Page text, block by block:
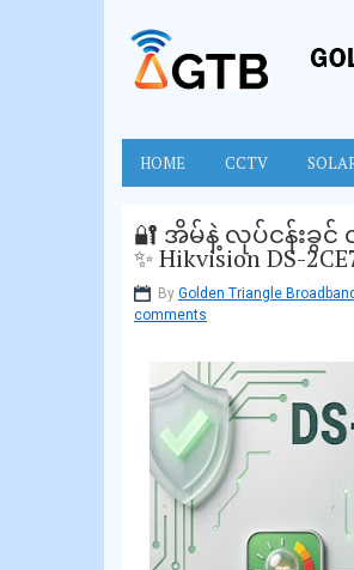
HOME CCTV
🔐 အိမ်နဲ့ လုပ်ငန်းခွ
✨ Hikvision DS-
By Golden Triangle Broadband
comments